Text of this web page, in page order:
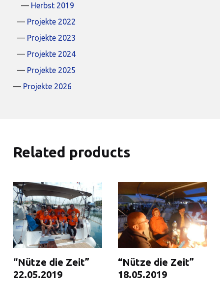
Herbst 2019
Projekte 2022
Projekte 2023
Projekte 2024
Projekte 2025
Projekte 2026
Related products
“Nütze die Zeit”
22.05.2019
“Nütze die Zeit”
18.05.2019